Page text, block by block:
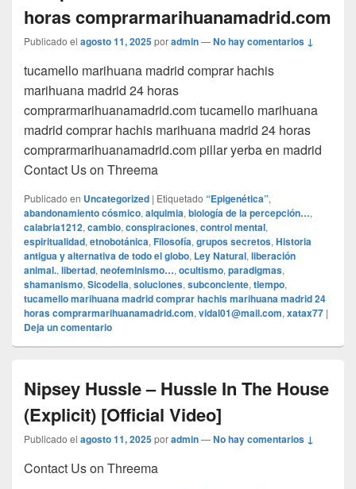
horas comprarmarihuanamadrid.com
Publicado el agosto 11, 2025poradmin—No hay comentarios ↓
tucamello marihuana madrid comprar hachis
marihuana madrid 24 horas
comprarmarihuanamadrid.com tucamello marihuana
madrid comprar hachis marihuana madrid 24 horas
comprarmarihuanamadrid.com pillar yerba en madrid
Contact Us on Threema
Publicado en Uncategorized | Etiquetado “Epigenética”,
abandonamiento cósmico, alquimia, biología de la percepción…,
calabria1212, cambio, conspiraciones, control mental,
espiritualidad, etnobotánica, Filosofía, grupos secretos, Historia
antigua y alternativa de todo el globo, Ley Natural, liberación
animal., libertad, neofeminismo…, ocultismo, paradigmas,
shamanismo, Sicodelia, soluciones, subconciente, tiempo,
tucamello marihuana madrid comprar hachis marihuana madrid 24
horas comprarmarihuanamadrid.com, vidal01@mail.com, xatax77 |
Deja un comentario
Nipsey Hussle – Hussle In The House
(Explicit) [Official Video]
Publicado el agosto 11, 2025poradmin—No hay comentarios ↓
Contact Us on Threema